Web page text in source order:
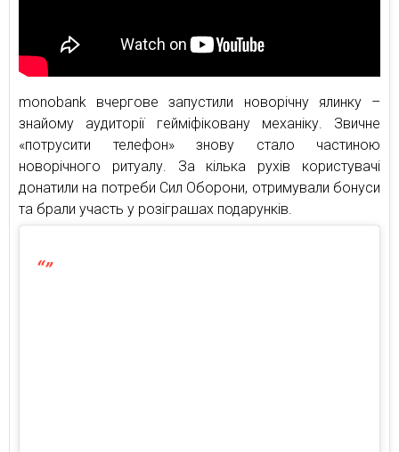
monobank вчергове запустили новорічну ялинку –
знайому аудиторії гейміфіковану механіку. Звичне
«потрусити телефон» знову стало частиною
новорічного ритуалу. За кілька рухів користувачі
донатили на потреби Сил Оборони, отримували бонуси
та брали участь у розіграшах подарунків.